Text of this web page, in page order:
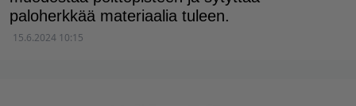
paloherkkää materiaalia tuleen.
15.6.2024 10:15